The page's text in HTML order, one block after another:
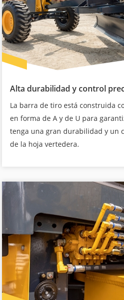
Alta durabilidad y control
La barra de tiro está construida
en forma de A y de U para
tenga una gran durabilidad y un
de la hoja vertedera.